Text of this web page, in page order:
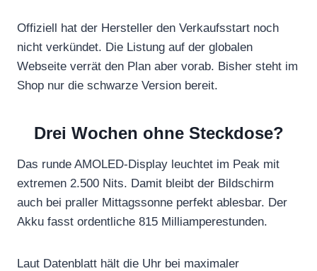
Offiziell hat der Hersteller den Verkaufsstart noch
nicht verkündet. Die Listung auf der globalen
Webseite verrät den Plan aber vorab. Bisher steht im
Shop nur die schwarze Version bereit.
Drei Wochen ohne Steckdose?
Das runde AMOLED-Display leuchtet im Peak mit
extremen 2.500 Nits. Damit bleibt der Bildschirm
auch bei praller Mittagssonne perfekt ablesbar. Der
Akku fasst ordentliche 815 Milliamperestunden.
Laut Datenblatt hält die Uhr bei maximaler